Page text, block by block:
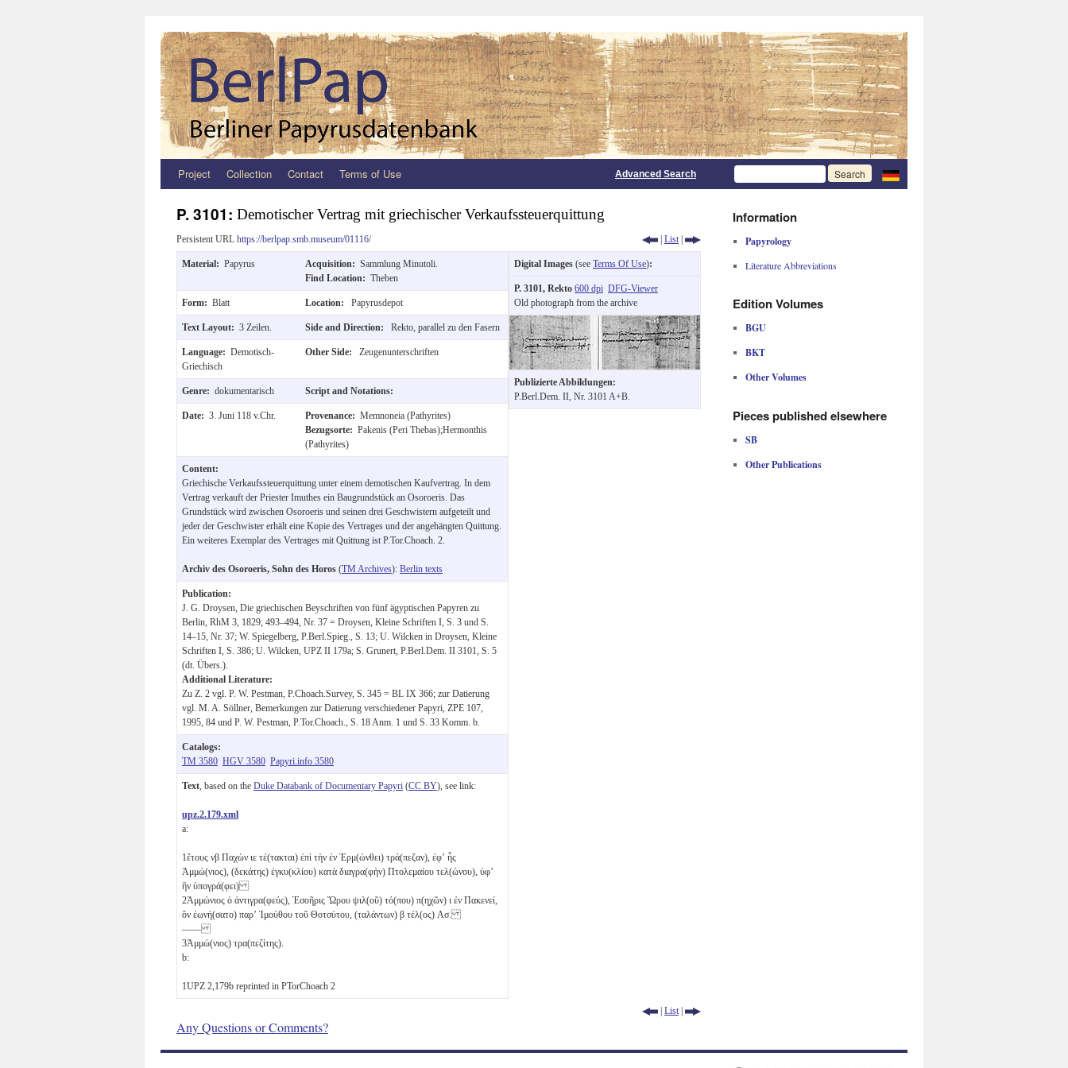
Zum
springen
Project Collection Contact Terms of Use Advanced Search
P. 3101: Demotischer Vertrag mit griechischer Verkaufssteuerquittung
Persistent URL https://berlpap.smb.museum/01116/ | List |
Material: Papyrus Acquisition: Sammlung Minutoli.
Find Location: Theben
Form: Blatt Location: Papyrusdepot
Text Layout: 3 Zeilen. Side and Direction: Rekto, parallel zu den Fasern
Language: Demotisch-
Griechisch
Other Side: Zeugenunterschriften
Genre: dokumentarisch Script and Notations:
Date: 3. Juni 118 v.Chr. Provenance: Memnoneia (Pathyrites)
Bezugsorte: Pakenis (Peri Thebas);Hermonthis
(Pathyrites)
Content:
Griechische Verkaufssteuerquittung unter einem demotischen Kaufvertrag. In dem
Vertrag verkauft der Priester Imuthes ein Baugrundstück an Osoroeris. Das
Grundstück wird zwischen Osoroeris und seinen drei Geschwistern aufgeteilt und
jeder der Geschwister erhält eine Kopie des Vertrages und der angehängten Quittung.
Ein weiteres Exemplar des Vertrages mit Quittung ist P.Tor.Choach. 2.
Archiv des Osoroeris, Sohn des Horos (TM Archives): Berlin texts
Publication:
J. G. Droysen, Die griechischen Beyschriften von fünf ägyptischen Papyren zu
Berlin, RhM 3, 1829, 493–494, Nr. 37 = Droysen, Kleine Schriften I, S. 3 und S.
14–15, Nr. 37; W. Spiegelberg, P.Berl.Spieg., S. 13; U. Wilcken in Droysen, Kleine
Schriften I, S. 386; U. Wilcken, UPZ II 179a; S. Grunert, P.Berl.Dem. II 3101, S. 5
(dt. Übers.).
Additional Literature:
Zu Z. 2 vgl. P. W. Pestman, P.Choach.Survey, S. 345 = BL IX 366; zur Datierung
vgl. M. A. Söllner, Bemerkungen zur Datierung verschiedener Papyri, ZPE 107,
1995, 84 und P. W. Pestman, P.Tor.Choach., S. 18 Anm. 1 und S. 33 Komm. b.
Catalogs:
TM 3580 HGV 3580 Papyri.info 3580
Text , based on the Duke Databank of Documentary Papyri (CC BY), see link:
upz.2.179.xml
a:
1ἔτους νβ Παχὼν ιε τέ(τακται) ἐπὶ τὴν ἐν Ἑρμ(ώνθει) τρά(πεζαν), ἐφʼ ἧς
Ἀμμώ(νιος), (δεκάτης) ἐγκυ(κλίου) κατὰ διαγρα(φὴν) Πτολεμαίου τελ(ώνου), ὑφʼ
ἣν ὑπογρά(φει)
2Ἀμμώνιος ὁ ἀντιγρα(φεύς), Ἐσοῆρις Ὥρου ψιλ(οῦ) τό(που) π(ηχῶν) ι ἐν Πακενεί,
ὃν ἐωνή(σατο) παρʼ Ἰμούθου τοῦ Θοτσύτου, (ταλάντων) β τέλ(ος) Ασ.
——
3Ἀμμώ(νιος) τρα(πεζίτης).
b:
1UPZ 2,179b reprinted in PTorChoach 2
Digital Images (see Terms Of Use):
P. 3101, Rekto 600 dpi DFG-Viewer
Old photograph from the archive
Publizierte Abbildungen:
P.Berl.Dem. II, Nr. 3101 A+B.
| List |
Any Questions or Comments?
Information
Papyrology
Literature Abbreviations
Edition Volumes
BGU
BKT
Other Volumes
Pieces published elsewhere
SB
Other Publications